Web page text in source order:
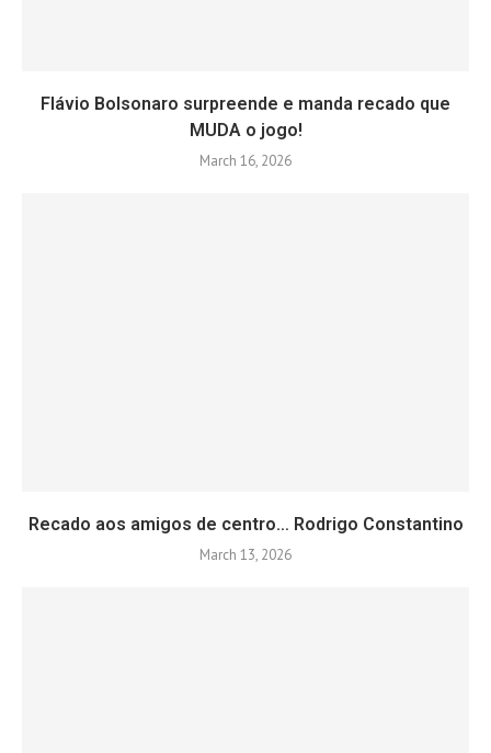
Flávio Bolsonaro surpreende e manda recado que
MUDA o jogo!
March 16, 2026
Recado aos amigos de centro… Rodrigo Constantino
March 13, 2026